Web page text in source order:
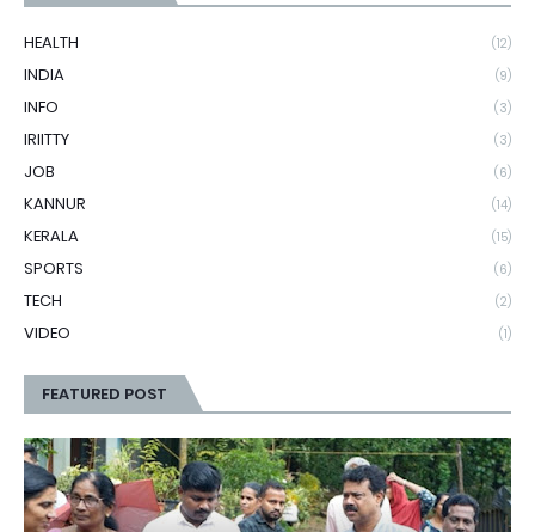
HEALTH (12)
INDIA (9)
INFO (3)
IRIITTY (3)
JOB (6)
KANNUR (14)
KERALA (15)
SPORTS (6)
TECH (2)
VIDEO (1)
FEATURED POST